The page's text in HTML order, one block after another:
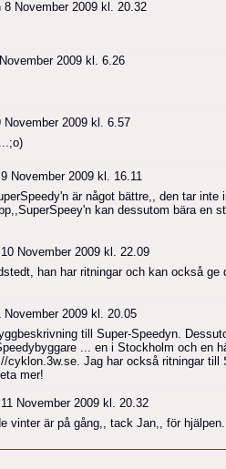
8 November 2009 kl. 20.32
2009 kl. 6.26
November 2009 kl. 6.57
November 2009 kl. 16.11
är något bättre,, den tar
kan dessutom bära en
November 2009 kl. 22.09
han har ritningar och kan också ge
November 2009 kl. 20.05
till Super-Speedyn.
... en i Stockholm och en
cyklon.3w.se. Jag har också ritningar till
mer!
November 2009 kl. 20.32
vinter är på gång,, tack Jan,, för